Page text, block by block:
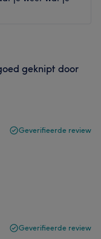
geknipt door
Geverifieerde review
Geverifieerde review